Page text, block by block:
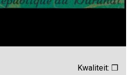
Kwaliteit: ❒